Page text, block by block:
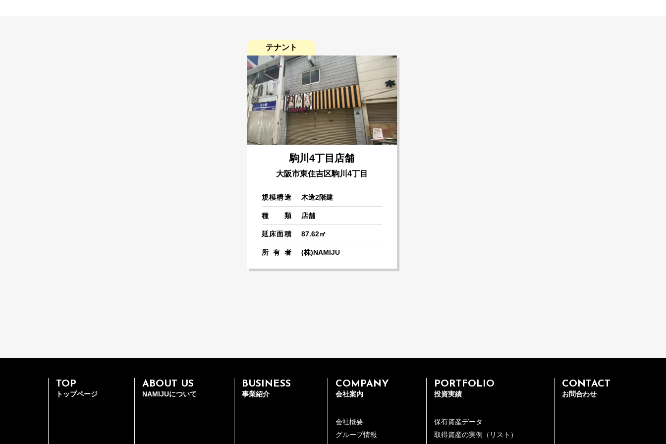
会社概要
グループ情報
沿革
テナント
駒川4丁目店舗
大阪市東住吉区駒川4丁目
規模構造 木造2階建
種類 店舗
延床面積 87.62㎡
所有者 (株)NAMIJU
TOP
トップページ
ABOUT US
NAMIJUについて
BUSINESS
事業紹介
COMPANY
会社案内
会社概要
グループ情報
PORTFOLIO
投資実績
保有資産データ
取得資産の実例（リスト）
CONTACT
お問合わせ